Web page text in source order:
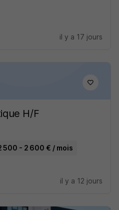
il y a 17 jours
H/F
500 - 2 600 € / mois
il y a 12 jours